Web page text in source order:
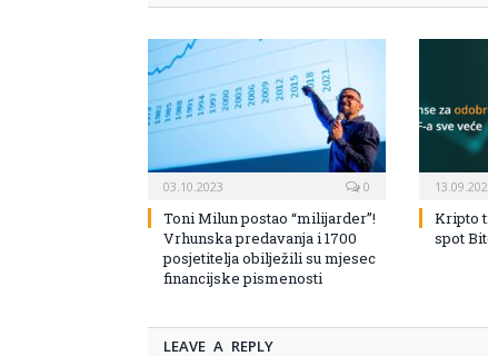
03.10.2023 0
Toni Milun postao “milijarder”!
Vrhunska predavanja i 1700
posjetitelja obilježili su mjesec
financijske pismenosti
Kripto
spot
LEAVE A REPLY